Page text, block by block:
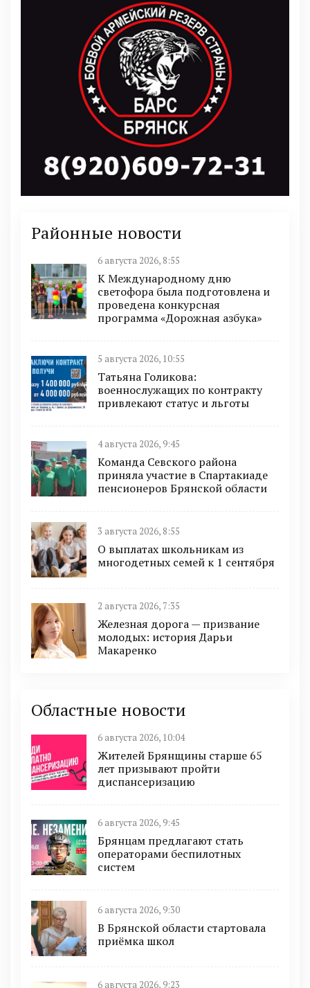
Районные новости
6 августа 2026, 8:55
К Международному дню
светофора была подготовлена и
проведена конкурсная
программа «Дорожная азбука»
5 августа 2026, 10:55
Татьяна Голикова:
военнослужащих по контракту
привлекают статус и льготы
4 августа 2026, 9:45
Команда Севского района
приняла участие в Спартакиаде
пенсионеров Брянской области
3 августа 2026, 8:55
О выплатах школьникам из
многодетных семей к 1 сентября
2 августа 2026, 7:35
Железная дорога — призвание
молодых: история Дарьи
Макаренко
Областные новости
6 августа 2026, 10:04
Жителей Брянщины старше 65
лет призывают пройти
диспансеризацию
6 августа 2026, 9:45
Брянцам предлагают cтать
оперaтoрами бeспилотных
систeм
6 августа 2026, 9:30
В Брянской области стартовала
приёмка школ
6 августа 2026, 9:23